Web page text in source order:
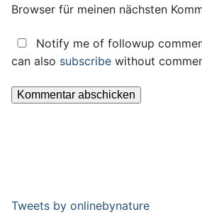
Browser für meinen nächsten
Notify me of followup
can also subscribe without
Tweets by onlinebynature